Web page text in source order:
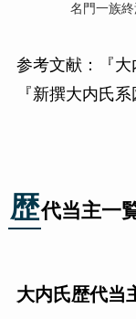
名門一族終
参考文献：『大
『新撰大内氏
歴代当主一
大内氏歴代当